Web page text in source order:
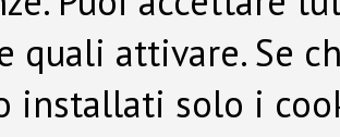
quali attivare. Se
installati solo i